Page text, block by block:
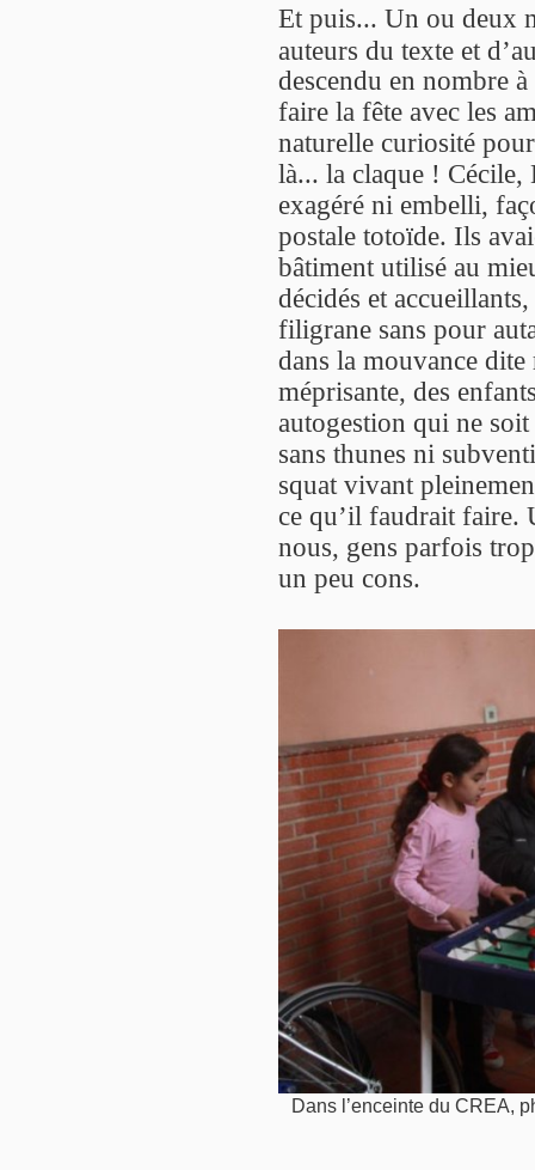
Et puis... Un ou deux
auteurs du texte et
descendu en nombre
faire la fête avec les
naturelle curiosité
là... la claque ! Cécile,
exagéré ni embelli,
postale totoïde. Ils
bâtiment utilisé au
décidés et
filigrane sans pour
dans la mouvance
méprisante, des
autogestion qui ne
sans thunes ni
squat vivant
ce qu’il faudrait faire.
nous, gens parfois
un peu cons.
Dans l’enceinte du CREA,